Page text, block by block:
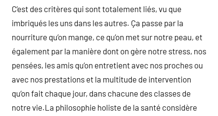
C’est des critères qui sont totalement liés, vu que
imbriqués les uns dans les autres. Ça passe par la
nourriture qu’on mange, ce qu’on met sur notre peau, et
également par la manière dont on gère notre stress, nos
pensées, les amis qu’on entretient avec nos proches ou
avec nos prestations et la multitude de intervention
qu’on fait chaque jour, dans chacune des classes de
notre vie.La philosophie holiste de la santé considère